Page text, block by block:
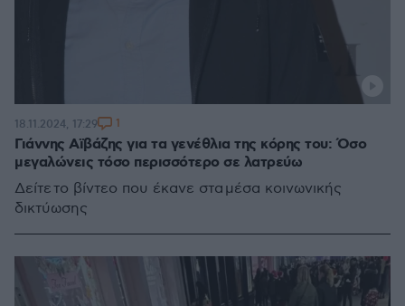
Γιάννης Αϊβάζης για τα γενέθλια της κόρης του: Όσο
μεγαλώνεις τόσο περισσότερο σε λατρεύω
Δείτε το βίντεο που έκανε στα μέσα κοινωνικής
δικτύωσης
18.11.2024, 17:29 1